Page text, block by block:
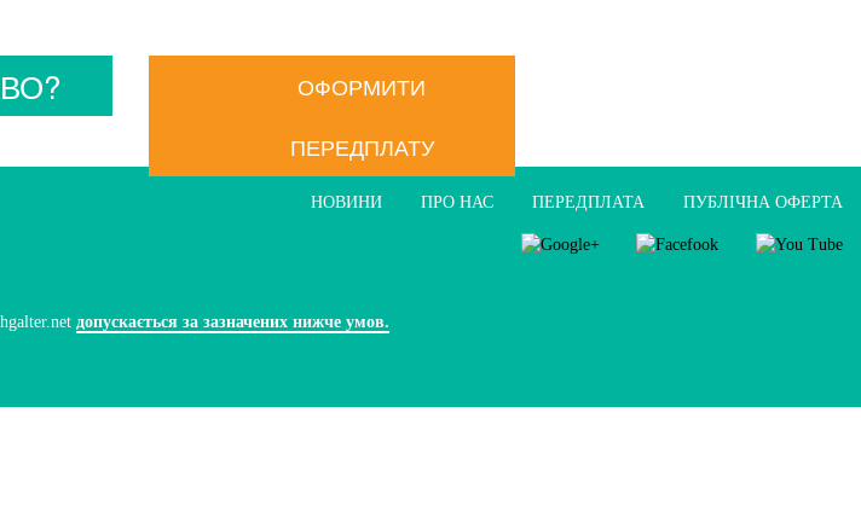
ОФОРМИТИ
ПЕРЕДПЛАТУ
НОВИНИ ПРО НАС ПЕРЕДПЛАТА ПУБЛIЧНА ОФЕРТА
допускається за зазначених нижче умов.